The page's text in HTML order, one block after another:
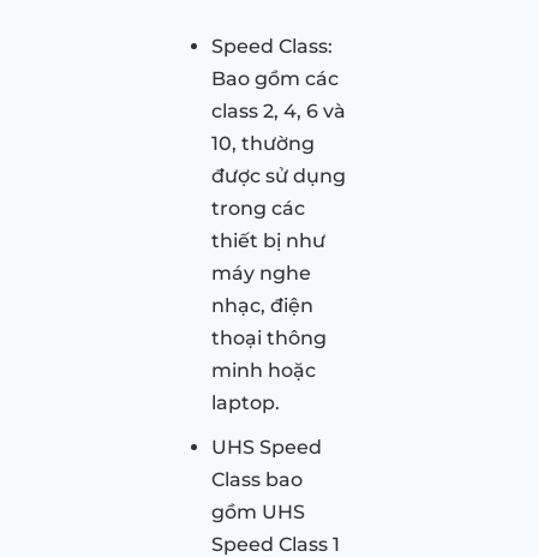
Speed Class:
Bao gồm các
class 2, 4, 6 và
10, thường
được sử dụng
trong các
thiết bị như
máy nghe
nhạc, điện
thoại thông
minh hoặc
laptop.
UHS Speed
Class bao
gồm UHS
Speed Class 1